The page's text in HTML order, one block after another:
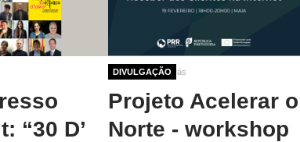
“30 D’
DIVULGAÇÃO
1 ano 5 meses atrás
Projeto Acelerar o
Norte - workshop